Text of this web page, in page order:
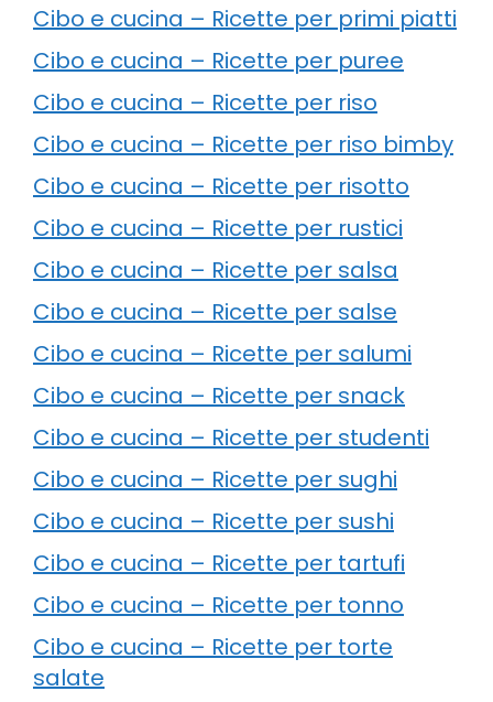
Cibo e cucina – Ricette per primi piatti
Cibo e cucina – Ricette per puree
Cibo e cucina – Ricette per riso
Cibo e cucina – Ricette per riso bimby
Cibo e cucina – Ricette per risotto
Cibo e cucina – Ricette per rustici
Cibo e cucina – Ricette per salsa
Cibo e cucina – Ricette per salse
Cibo e cucina – Ricette per salumi
Cibo e cucina – Ricette per snack
Cibo e cucina – Ricette per studenti
Cibo e cucina – Ricette per sughi
Cibo e cucina – Ricette per sushi
Cibo e cucina – Ricette per tartufi
Cibo e cucina – Ricette per tonno
Cibo e cucina – Ricette per torte
salate